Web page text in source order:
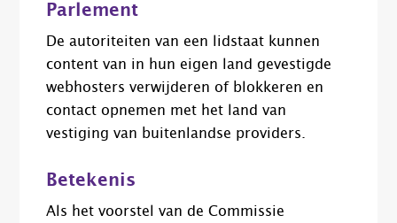
Parlement
De autoriteiten van een lidstaat kunnen
content van in hun eigen land gevestigde
webhosters verwijderen of blokkeren en
contact opnemen met het land van
vestiging van buitenlandse providers.
Betekenis
Als het voorstel van de Commissie